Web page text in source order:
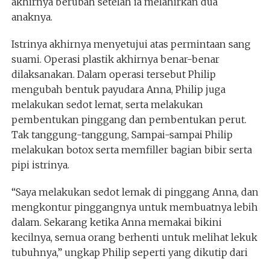
anaknya.
Istrinya akhirnya menyetujui atas permintaan sang
suami. Operasi plastik akhirnya benar-benar
dilaksanakan. Dalam operasi tersebut Philip
mengubah bentuk payudara Anna, Philip juga
melakukan sedot lemat, serta melakukan
pembentukan pinggang dan pembentukan perut.
Tak tanggung-tanggung, Sampai-sampai Philip
melakukan botox serta memfiller bagian bibir serta
pipi istrinya.
“Saya melakukan sedot lemak di pinggang Anna, dan
mengkontur pinggangnya untuk membuatnya lebih
dalam. Sekarang ketika Anna memakai bikini
kecilnya, semua orang berhenti untuk melihat lekuk
tubuhnya,” ungkap Philip seperti yang dikutip dari